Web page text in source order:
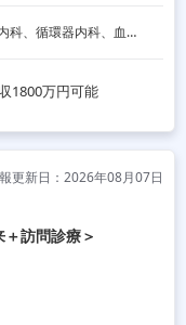
呼吸器内科、一般内科、消化器内科、循環器内科、血液内科、心療内科、脳神経内科、内分泌内科、老人内科、一般外科、消化器外科、心臓外科、呼吸器外科、脳神経外科、整形外科、形成外科、リハビリテーション科、小児科、産婦人科、婦人科、精神科、眼科、耳鼻咽喉科、皮膚科、泌尿器科、放射線科、人工透析、麻酔科、美容外科、人間ドック・検診、その他
1800万円可能
更新日：2026年08月07日
訪問診療＞